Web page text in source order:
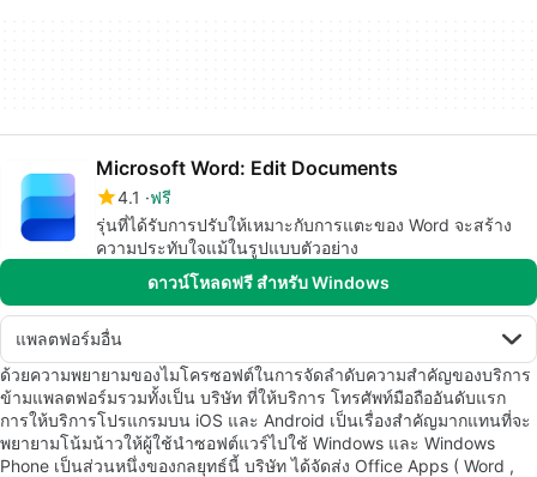
Microsoft Word: Edit Documents
4.1
ฟรี
รุ่นที่ได้รับการปรับให้เหมาะกับการแตะของ Word จะสร้าง
ความประทับใจแม้ในรูปแบบตัวอย่าง
ดาวน์โหลดฟรี สำหรับ Windows
แพลตฟอร์มอื่น
ด้วยความพยายามของไมโครซอฟต์ในการจัดลำดับความสำคัญของบริการ
ข้ามแพลตฟอร์มรวมทั้งเป็น บริษัท ที่ให้บริการ โทรศัพท์มือถืออันดับแรก
การให้บริการโปรแกรมบน iOS และ Android เป็นเรื่องสำคัญมากแทนที่จะ
พยายามโน้มน้าวให้ผู้ใช้นำซอฟต์แวร์ไปใช้ Windows และ Windows
Phone เป็นส่วนหนึ่งของกลยุทธ์นี้ บริษัท ได้จัดส่ง Office Apps ( Word ,